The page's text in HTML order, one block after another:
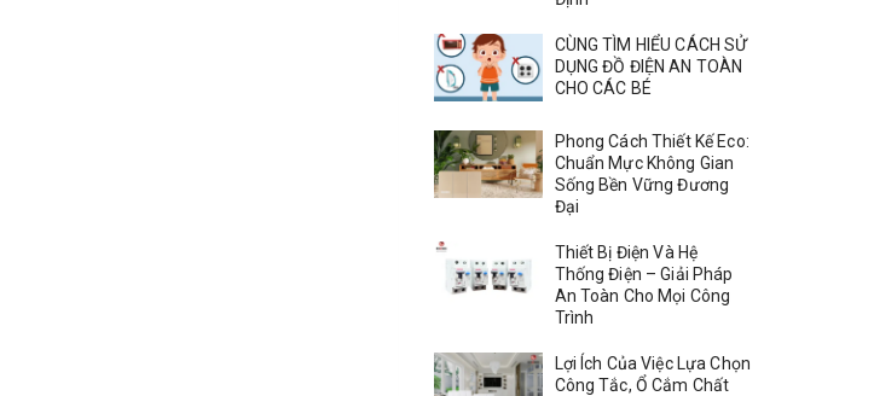
CÙNG TÌM HIỂU CÁCH SỬ
DỤNG ĐỒ ĐIỆN AN TOÀN
CHO CÁC BÉ
Phong Cách Thiết Kế Eco:
Chuẩn Mực Không Gian
Sống Bền Vững Đương
Đại
Thiết Bị Điện Và Hệ
Thống Điện – Giải Pháp
An Toàn Cho Mọi Công
Trình
Lợi Ích Của Việc Lựa Chọn
Công Tắc, Ổ Cắm Chất